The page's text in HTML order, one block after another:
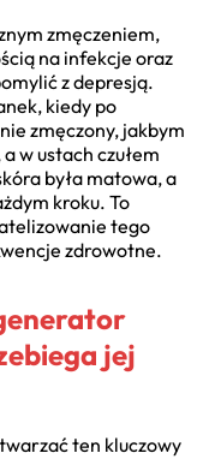
zmęczeniem,
na infekcje oraz
z depresją.
kiedy po
zmęczony, jakbym
w ustach czułem
była matowa, a
kroku. To
tego
zdrowotne.
jej
ten kluczowy